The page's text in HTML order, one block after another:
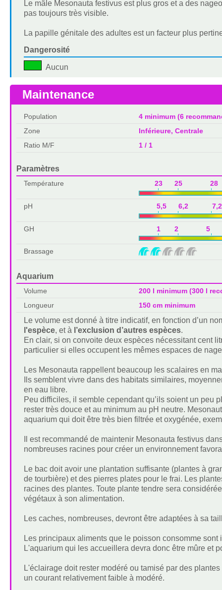
Le mâle Mesonauta festivus est plus gros et a des
pas toujours très visible.
La papille génitale des adultes est un facteur plus
Dangerosité
Aucun
Maintenance
Population
4 minimum (6
Zone
Inférieure, Centrale
Ratio M/F
1 / 1
Paramètres
Température 23 25 28
pH 5,5 6,2
GH 1 2 5
Brassage
Aquarium
Volume
200 l minimum (300 l
Longueur
150 cm minimum
Le volume est donné à titre indicatif, en fonction d’un
l'espèce, et à l’exclusion d’autres espèces.
En clair, si on convoite deux espèces nécessitant cent
particulier si elles occupent les mêmes espaces de
Les Mesonauta rappellent beaucoup les scalaires en
Ils semblent vivre dans des habitats similaires,
en eau libre.
Peu difficiles, il semble cependant qu’ils soient un peu
rester très douce et au minimum au pH neutre.
aquarium qui doit être très bien filtrée et oxygénée,
Il est recommandé de maintenir Mesonauta festivus
nombreuses racines pour créer un environnement
Le bac doit avoir une plantation suffisante (plantes à
de tourbière) et des pierres plates pour le frai. Les
racines des plantes. Toute plante tendre sera
végétaux à son alimentation.
Les caches, nombreuses, devront être adaptées à sa
Les principaux aliments que le poisson consomme
L'aquarium qui les accueillera devra donc être mûre et
L'éclairage doit rester modéré ou tamisé par des
un courant relativement faible à modéré.